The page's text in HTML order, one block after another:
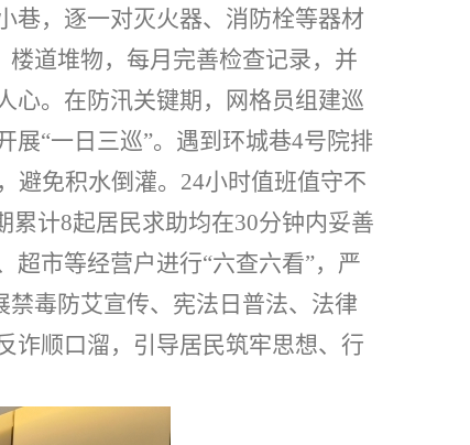
巷，逐一对灭火器、消防栓等器材
楼道堆物，每月完善检查记录，并
心。在防汛关键期，网格员组建巡
展“一日三巡”。遇到环城巷4号院排
避免积水倒灌。 24小时值班值守不
累计8起居民求助均在30分钟内妥善
超市等经营户进行“六查六看”，严
禁毒防艾宣传、宪法日普法、法律
诈顺口溜，引导居民筑牢思想、行